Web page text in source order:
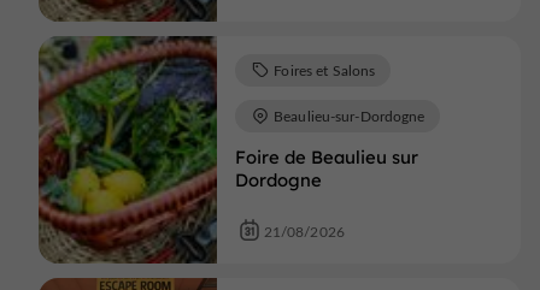
Foire de Beaulieu sur
Dordogne
Foires et Salons
Beaulieu-sur-Dordogne
21/08/2026